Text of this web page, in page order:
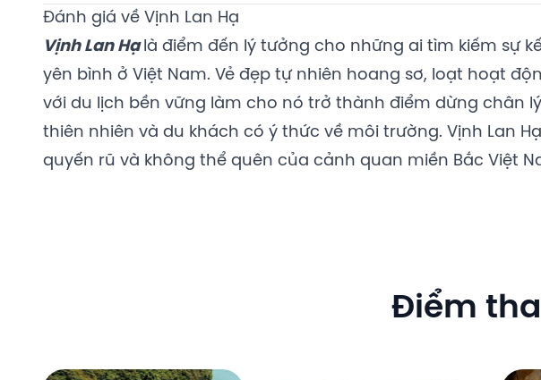
Đánh giá về Vịnh Lan Hạ
Vịnh Lan Hạlà điểm đến lý tưởng cho những ai tìm kiếm sự
yên bình ở Việt Nam. Vẻ đẹp tự nhiên hoang sơ, loạt hoạt
với du lịch bền vững làm cho nó trở thành điểm dừng chân
thiên nhiên và du khách có ý thức về môi trường. Vịnh Lan
quyến rũ và không thể quên của cảnh quan miền Bắc Việt
Điểm